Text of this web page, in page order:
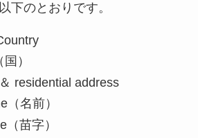
下のとおりです。
）
residential address
（名前）
（苗字）